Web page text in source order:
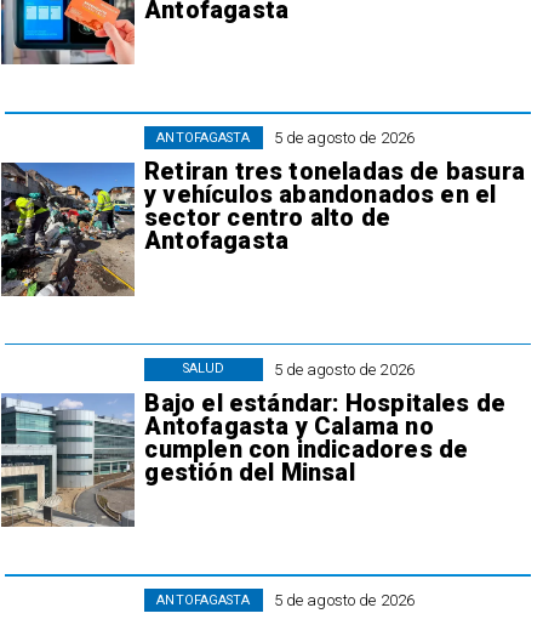
Antofagasta
5 de agosto de 2026
Retiran tres toneladas de basura
y vehículos abandonados en el
sector centro alto de
Antofagasta
ANTOFAGASTA
5 de agosto de 2026
Bajo el estándar: Hospitales de
Antofagasta y Calama no
cumplen con indicadores de
gestión del Minsal
SALUD
5 de agosto de 2026
ANTOFAGASTA